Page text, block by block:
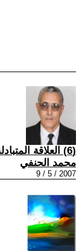
(6) العلاقة المتبادلة ما بين الأحزاب السياسية، والمنظمات النقابية، والجماهيرية.....7
محمد الحنفي
2007 / 5 / 9